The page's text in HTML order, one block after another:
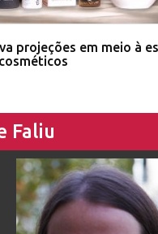
projeções em meio à
Faliu